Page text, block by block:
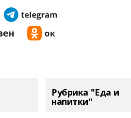
Рубрика "Еда и
напитки"